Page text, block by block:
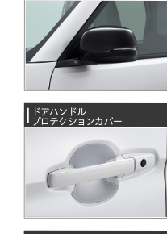
ドアハンドル
プロテクションカバー